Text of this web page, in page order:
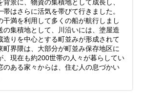
背景に、物資の集積地として成長し、
はさらに活気を帯びて行きました。
干満を利用して多くの船が航行しまし
の集積地として、川沿いには、塗屋造
造りを中心とする町並みが形成されて
町界隈は、大部分が町並み保存地区に
、現在も約200世帯の人々が暮らしてい
のある家々からは、住む人の息づかい